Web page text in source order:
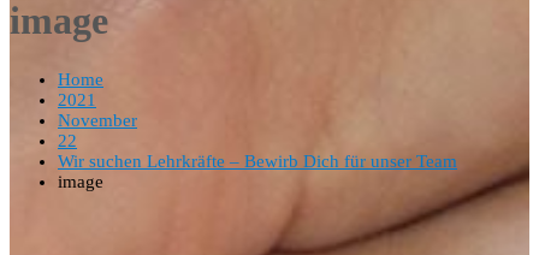
image
Home
2021
November
22
Wir suchen Lehrkräfte – Bewirb Dich für unser Team
image